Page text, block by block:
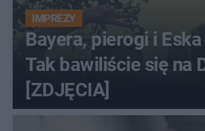
IMPREZY
Bayera, pierogi i
Tak bawiliście się na
[ZDJĘCIA]